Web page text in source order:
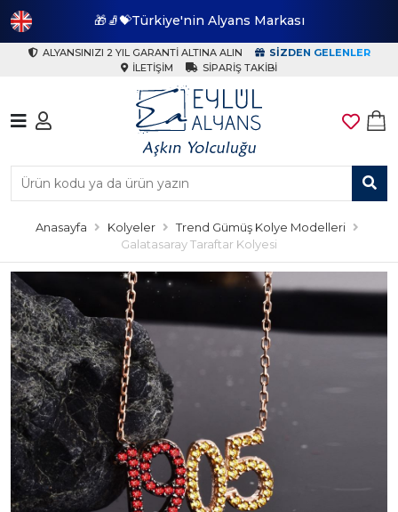
🎁🧦💝Türkiye'nin Alyans Markası
ALYANSINIZI 2 YIL GARANTI ALTINA ALIN
SIZDEN GELENLER
İLETIŞIM
SIPARIŞ TAKIBI
Anasayfa Kolyeler
Trend Gümüş Kolye Modelleri
Galatasaray Taraftar Kolyesi